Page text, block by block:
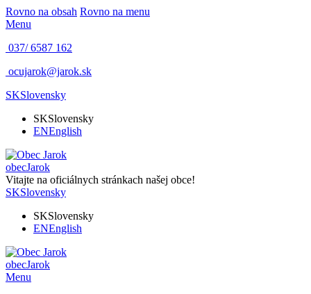
Rovno na obsah Rovno na menu
Menu
037/ 6587 162
ocujarok@jarok.sk
SKSlovensky
SKSlovensky
ENEnglish
obecJarok
Vitajte na oficiálnych stránkach našej obce!
SKSlovensky
SKSlovensky
ENEnglish
obecJarok
Menu